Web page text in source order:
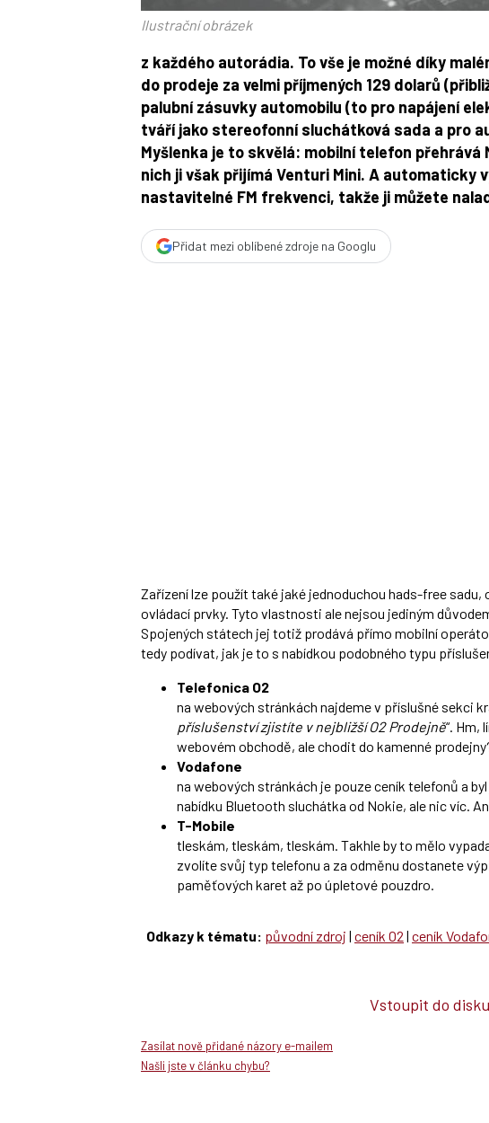
Ilustrační obrázek
z každého autorádia. To vše je možné díky
do prodeje za velmi příjmených 129 dolarů
palubní zásuvky automobilu (to pro napájení
tváří jako stereofonní sluchátková sada a pro
Myšlenka je to skvělá: mobilní telefon
nich ji však přijímá Venturi Mini. A automaticky
nastavitelné FM frekvenci, takže ji můžete
Přidat mezi oblíbené zdroje na Googlu
Zařízení lze použít také jaké jednoduchou hads-free
ovládací prvky. Tyto vlastnosti ale nejsou jediným
Spojených státech jej totiž prodává přímo mobilní
tedy podívat, jak je to s nabídkou podobného typu
Telefonica O2
na webových stránkách najdeme v příslušné sekci
příslušenství zjistíte v nejbližší O2 Prodejně“. Hm,
webovém obchodě, ale chodit do kamenné
Vodafone
na webových stránkách je pouze ceník telefonů a
nabídku Bluetooth sluchátka od Nokie, ale nic víc.
T-Mobile
tleskám, tleskám, tleskám. Takhle by to mělo
zvolíte svůj typ telefonu a za odměnu dostanete
paměťových karet až po úpletové pouzdro.
Odkazy k tématu: původní zdroj | ceník O2 | ceník
Vstoupit do
Zasílat nově přidané názory e-mailem
Našli jste v článku chybu?